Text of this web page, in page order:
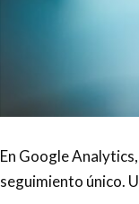
En Google
seguimiento único.